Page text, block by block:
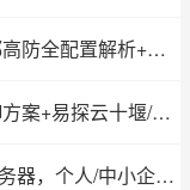
成都高防服务器怎么选择?易探云成都高防全配置解析+建站实战指南
网站三天两头被攻击怎么办?全套防御方案+易探云十堰/襄阳高防服务器的选择
外贸建站别踩坑|易探云香港CN2云服务器，个人/中小企业外贸建站首选